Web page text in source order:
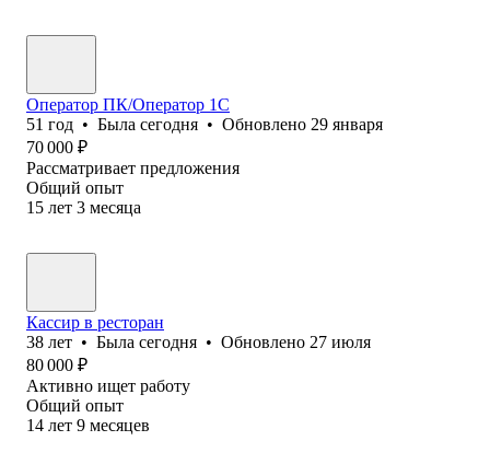
Оператор ПК/Оператор 1С
51 год • Была сегодня • Обновлено 29 января
70 000 ₽
Рассматривает предложения
Общий опыт
15 лет 3 месяца
Кассир в ресторан
38 лет • Была сегодня • Обновлено 27 июля
80 000 ₽
Активно ищет работу
Общий опыт
14 лет 9 месяцев